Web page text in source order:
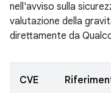
nell'avviso sulla
valutazione della
direttamente da
CVE